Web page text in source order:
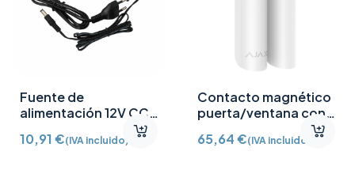
Fuente de
alimentación 12V CC
10,91€(IVA incluido)
Contacto magnético
puerta/ventana con
Detector vibración e
inclinación AJ-
65,64€(IVA incluido)